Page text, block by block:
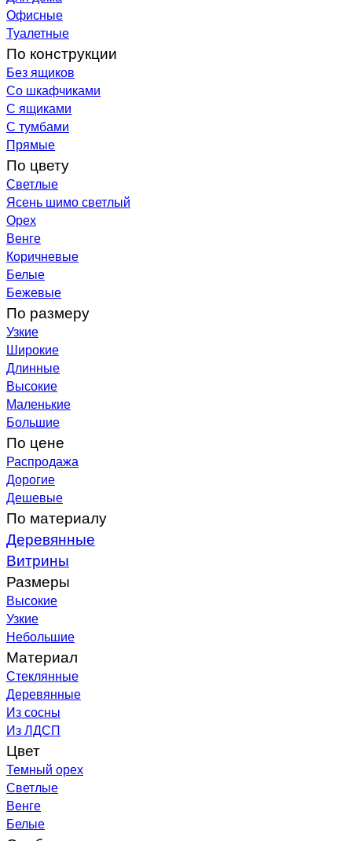
Офисные
Туалетные
По конструкции
Без ящиков
Со шкафчиками
С ящиками
С тумбами
Прямые
По цвету
Светлые
Ясень шимо светлый
Орех
Венге
Коричневые
Белые
Бежевые
По размеру
Узкие
Широкие
Длинные
Высокие
Маленькие
Большие
По цене
Распродажа
Дорогие
Дешевые
По материалу
Деревянные
Витрины
Размеры
Высокие
Узкие
Небольшие
Материал
Стеклянные
Деревянные
Из сосны
Из ЛДСП
Цвет
Темный орех
Светлые
Венге
Белые